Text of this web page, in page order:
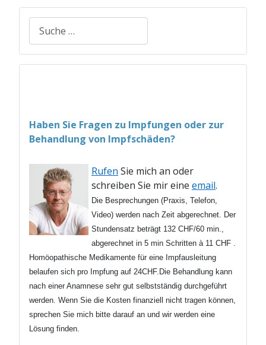
Suchen
Haben Sie Fragen zu Impfungen oder zur
Behandlung von Impfschäden?
Rufen Sie mich an oder
schreiben Sie mir eine email.
Die Besprechungen (Praxis, Telefon,
Video) werden nach Zeit abgerechnet. Der
Stundensatz beträgt 132 CHF/60 min.,
abgerechnet in 5 min Schritten à 11 CHF .
Homöopathische Medikamente für eine Impfausleitung
belaufen sich pro Impfung auf 24CHF.Die Behandlung kann
nach einer Anamnese sehr gut selbstständig durchgeführt
werden. Wenn Sie die Kosten finanziell nicht tragen können,
sprechen Sie mich bitte darauf an und wir werden eine
Lösung finden.